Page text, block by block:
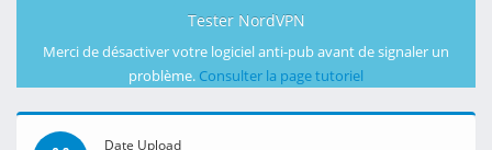
Tester NordVPN
Merci de désactiver votre logiciel anti-pub avant de signaler un
problème. Consulter la page tutoriel
Date Upload